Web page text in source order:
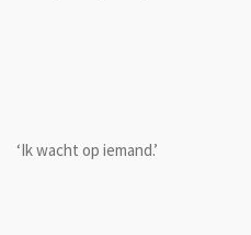
‘Ik wacht op iemand.’